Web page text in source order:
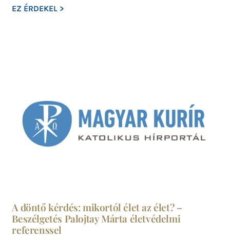
EZ ÉRDEKEL >
A döntő kérdés: mikortól élet az élet? –
Beszélgetés Palojtay Márta életvédelmi
referenssel